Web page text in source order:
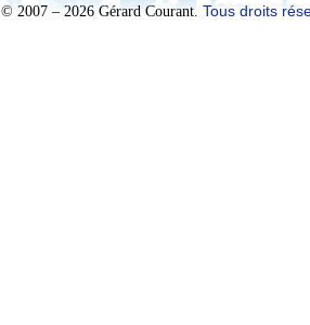
© 2007 – 2026 Gérard Courant. Tous droits